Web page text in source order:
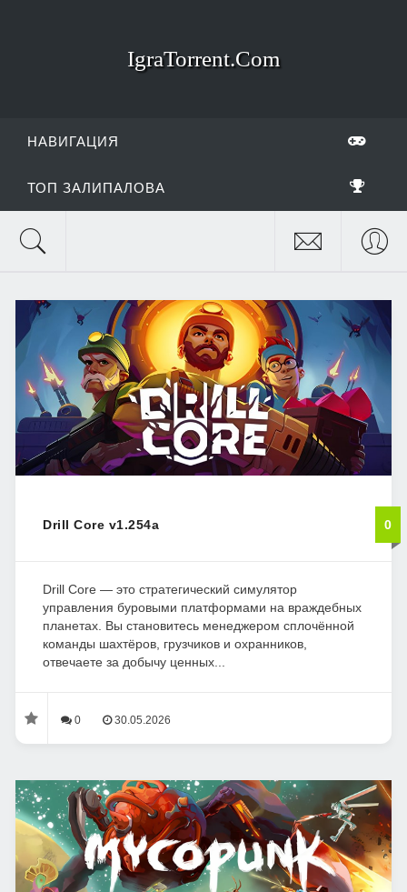
IgraTorrent.Com
НАВИГАЦИЯ
ТОП ЗАЛИПАЛОВА
Drill Core v1.254a 0
Drill Core — это стратегический симулятор
управления буровыми платформами на враждебных
планетах. Вы становитесь менеджером сплочённой
команды шахтёров, грузчиков и охранников,
отвечаете за добычу ценных...
0 30.05.2026